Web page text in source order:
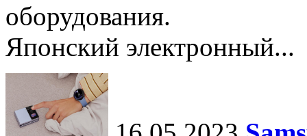
оборудования.
Японский электронный...